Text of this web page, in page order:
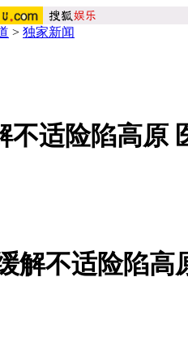
> 独家新闻
不适险陷高原
解不适险陷高